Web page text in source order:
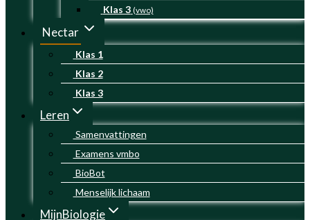
Klas 3 (vwo)
Nectar
Klas 1
Klas 2
Klas 3
Leren
Samenvattingen
Examens vmbo
BioBot
Menselijk lichaam
MijnBiologie